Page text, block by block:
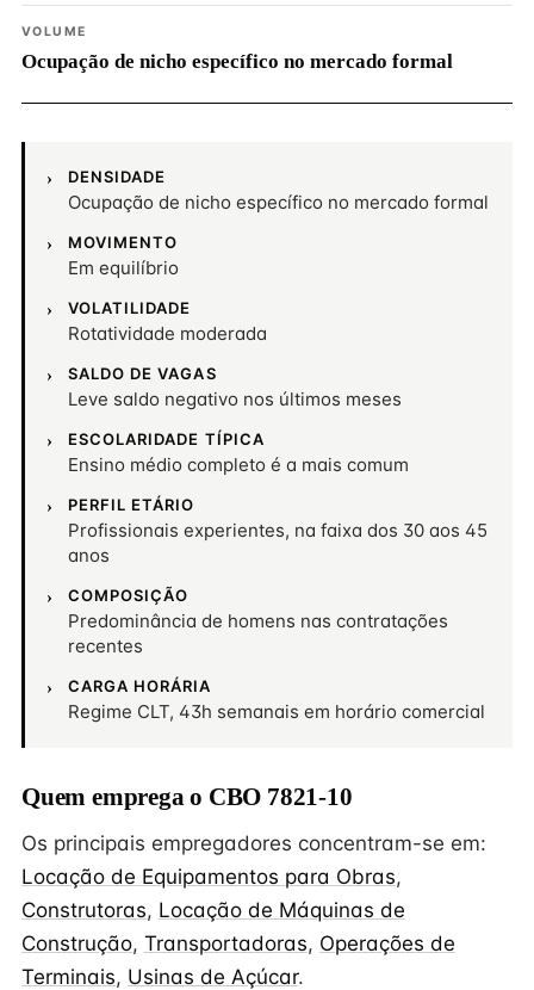
VOLUME
Ocupação de nicho específico no mercado formal
DENSIDADE
Ocupação de nicho específico no mercado formal
MOVIMENTO
Em equilíbrio
VOLATILIDADE
Rotatividade moderada
SALDO DE VAGAS
Leve saldo negativo nos últimos meses
ESCOLARIDADE TÍPICA
Ensino médio completo é a mais comum
PERFIL ETÁRIO
Profissionais experientes, na faixa dos 30 aos 45
anos
COMPOSIÇÃO
Predominância de homens nas contratações
recentes
CARGA HORÁRIA
Regime CLT, 43h semanais em horário comercial
Quem emprega o CBO 7821-10
Os principais empregadores concentram-se em:
Locação de Equipamentos para Obras,
Construtoras, Locação de Máquinas de
Construção, Transportadoras, Operações de
Terminais, Usinas de Açúcar.